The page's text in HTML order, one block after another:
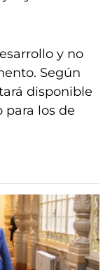
y no
Según
disponible
para los de